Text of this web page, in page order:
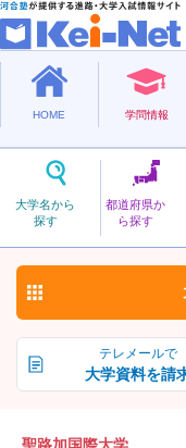
HOME 学問情報
大学名から
探す
都道府県か
ら探す
私立
せいるかこくさい
聖路加
テレメールで
大学資料を請